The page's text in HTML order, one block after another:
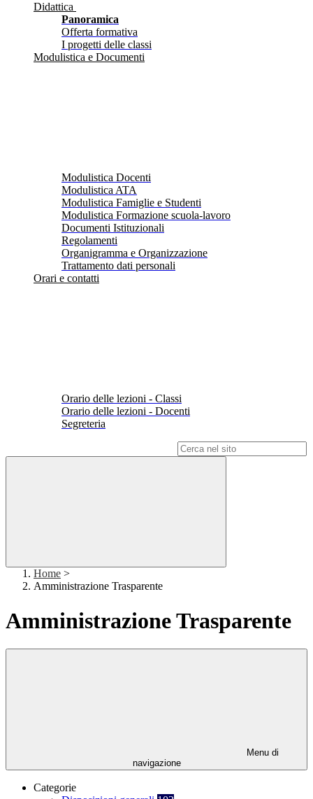
Didattica
Panoramica
Offerta formativa
I progetti delle classi
Modulistica e Documenti
Modulistica Docenti
Modulistica ATA
Modulistica Famiglie e Studenti
Modulistica Formazione scuola-lavoro
Documenti Istituzionali
Regolamenti
Organigramma e Organizzazione
Trattamento dati personali
Orari e contatti
Orario delle lezioni - Classi
Orario delle lezioni - Docenti
Segreteria
Home >
Amministrazione Trasparente
Amministrazione Trasparente
Menu di
navigazione
Categorie